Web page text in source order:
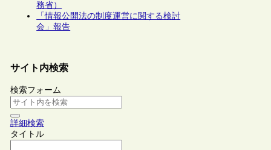
務省）
「情報公開法の制度運営に関する検討
会」報告
サイト内検索
検索フォーム
詳細検索
タイトル